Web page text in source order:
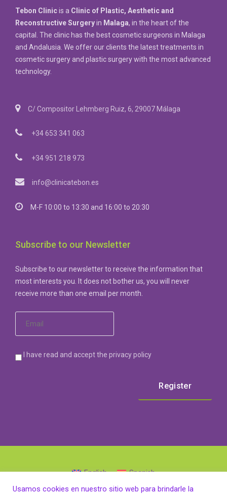
Tebon Clinicis a Clinic of Plastic, Aesthetic and
Reconstructive Surgeryin Malaga, in the heart of the
capital. The clinic has the best cosmetic surgeons in Malaga
and Andalusia. We offer our clients the latest treatments in
cosmetic surgery and plastic surgery with the most advanced
technology.
C/ Compositor Lehmberg Ruiz, 6, 29007 Málaga
+34 653 341 063
+34 951 218 973
info@clinicatebon.es
M-F 10:00 to 13:30 and 16:00 to 20:30
Subscribe to our Newsletter
Subscribe to our newsletter to receive the information that
most interests you. It does not bother us, you will never
receive more than one email per month.
I have read and accept the privacy policy
English Spanish
Usamos cookies en nuestro sitio web para brindarle la